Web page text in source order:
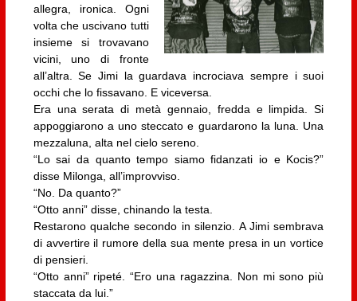
allegra, ironica. Ogni
volta che uscivano tutti
insieme si trovavano
vicini, uno di fronte
all’altra. Se Jimi la guardava incrociava sempre i suoi
occhi che lo fissavano. E viceversa.
Era una serata di metà gennaio, fredda e limpida. Si
appoggiarono a uno steccato e guardarono la luna. Una
mezzaluna, alta nel cielo sereno.
“Lo sai da quanto tempo siamo fidanzati io e Kocis?”
disse Milonga, all’improvviso.
“No. Da quanto?”
“Otto anni” disse, chinando la testa.
Restarono qualche secondo in silenzio. A Jimi sembrava
di avvertire il rumore della sua mente presa in un vortice
di pensieri.
“Otto anni” ripeté. “Ero una ragazzina. Non mi sono più
staccata da lui.”